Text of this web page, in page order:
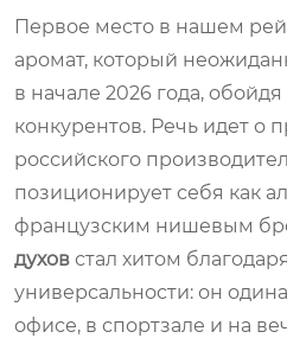
Первое место в нашем
аромат, который
в начале 2026 года,
конкурентов. Речь идет о
российского
позиционирует себя как
французским нишевым
духов стал хитом
универсальности: он
офисе, в спортзале и на